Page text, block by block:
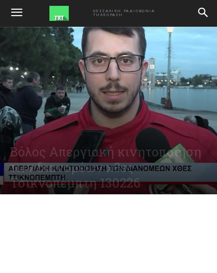
ΘΕΣΣΑΛΙΚΗ ΡΑΔΙΟΦΩΝΙΑ
ΤΗΛΕΟΡΑΣΗ
ΑΡΧΙΚΗ
Βόλος Απεργιακή κινητοποίηση
των διανομέων χθες
Τσικνοπέμπτη 130226